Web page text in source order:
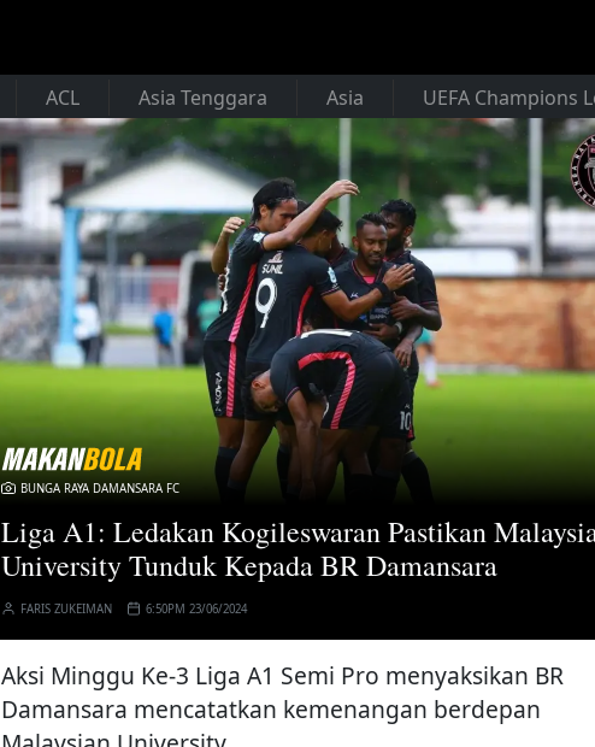
ACL Asia Tenggara Asia UEFA Champions
BUNGA RAYA DAMANSARA FC
Liga A1: Ledakan Kogileswaran Pastikan
University Tunduk Kepada BR Damansara
FARIS ZUKEIMAN 6:50PM 23/06/2024
Aksi Minggu Ke-3 Liga A1 Semi Pro menyaksikan BR
Damansara mencatatkan kemenangan berdepan